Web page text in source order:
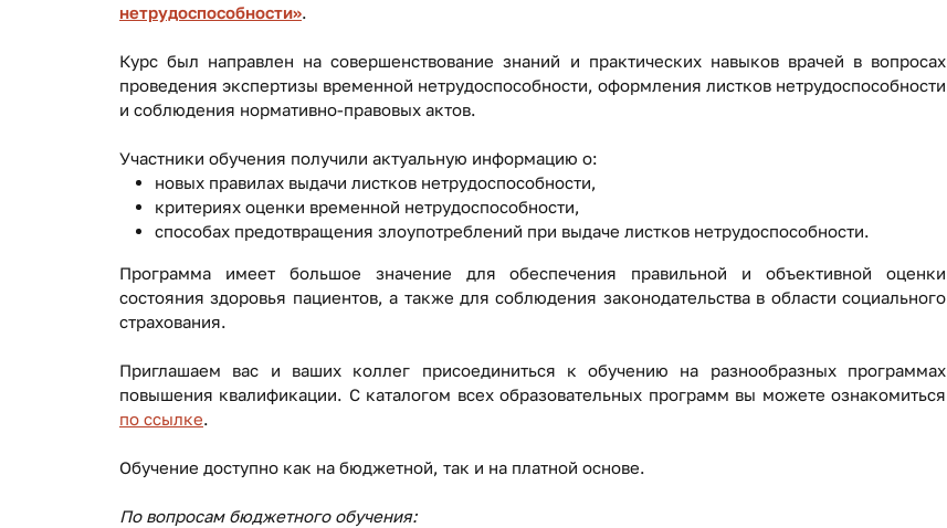
нетрудоспособности».
Курс был направлен на совершенствование знаний и практических навыков врачей в вопросах
проведения экспертизы временной нетрудоспособности, оформления листков нетрудоспособности
и соблюдения нормативно-правовых актов.
Участники обучения получили актуальную информацию о:
новых правилах выдачи листков нетрудоспособности,
критериях оценки временной нетрудоспособности,
способах предотвращения злоупотреблений при выдаче листков нетрудоспособности.
Программа имеет большое значение для обеспечения правильной и объективной оценки
состояния здоровья пациентов, а также для соблюдения законодательства в области социального
страхования.
Приглашаем вас и ваших коллег присоединиться к обучению на разнообразных программах
повышения квалификации. С каталогом всех образовательных программ вы можете ознакомиться
по ссылке.
Обучение доступно как на бюджетной, так и на платной основе.
По вопросам бюджетного обучения: